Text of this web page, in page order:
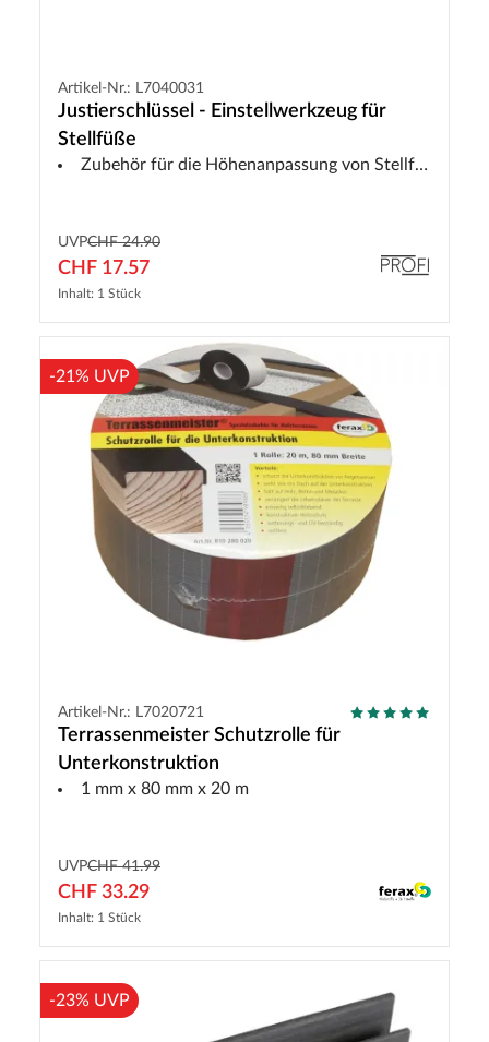
Artikel-Nr.: L7040031
Justierschlüssel - Einstellwerkzeug für
Stellfüße
Zubehör für die Höhenanpassung von Stellfüßen
UVPCHF 24.90
CHF 17.57
Inhalt: 1 Stück
-21% UVP
Artikel-Nr.: L7020721
Terrassenmeister Schutzrolle für
Unterkonstruktion
1 mm x 80 mm x 20 m
UVPCHF 41.99
CHF 33.29
Inhalt: 1 Stück
-23% UVP